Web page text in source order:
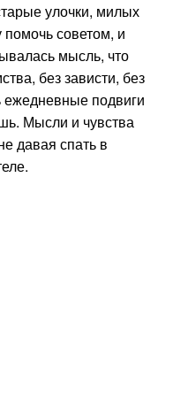
улочки, милых
советом, и
мысль, что
без зависти, без
подвиги
Мысли и чувства
давая спать в